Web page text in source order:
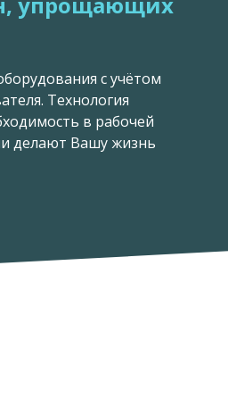
с учётом
Технология
в рабочей
делают Вашу жизнь